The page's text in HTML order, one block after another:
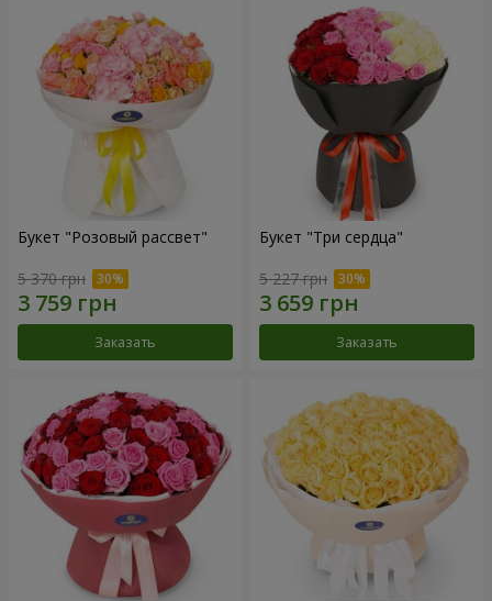
Букет "Розовый рассвет"
5 370 грн
Заказать
Букет "Три сердца"
5 227 грн
Заказать